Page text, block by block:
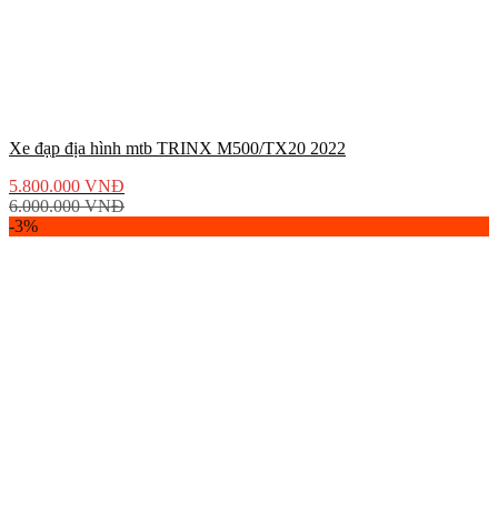
Xe đạp địa hình mtb TRINX M500/TX20 2022
5.800.000 VNĐ
6.000.000VNĐ
-3%